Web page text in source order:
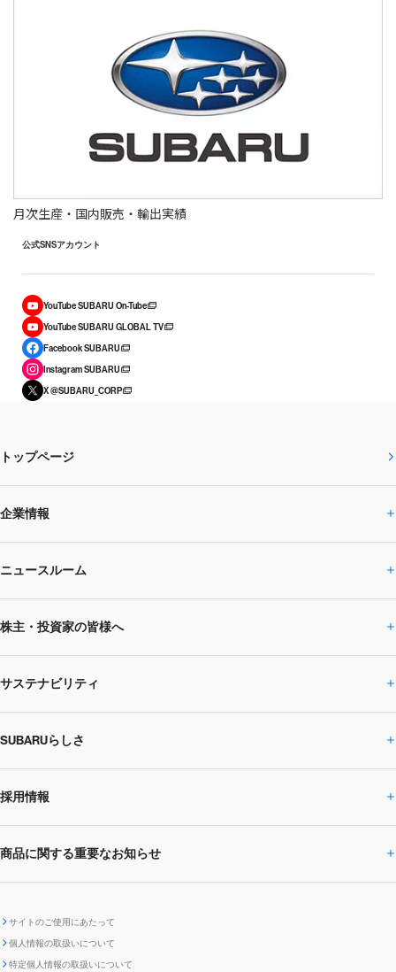
月次生産・国内販売・輸出実績
公式SNSアカウント
YouTube SUBARU On-Tube
YouTube SUBARU GLOBAL TV
Facebook SUBARU
Instagram SUBARU
X @SUBARU_CORP
トップページ
企業情報
企業情報トップ
SUBARUのありたい姿
SUBARU 2025方針
事業所・関係会社
ニュースルーム
ニュースルームトップ
ニュースリリース
閉じる
株主・投資家の皆様へ
株主・投資家の皆様へトップ
企業・経営
IRライブラリー
株主・投資家サポート
IRカレンダー
サステナビリティ
サステナビリティトップ
CEOサステナビリティ
環境
ガバナンス
SUBARUらしさ
SUBARUらしさトップ
SUBARUびと
SUBARUデザイン
採用情報
採用情報トップ
商品に関する重要なお知らせ
SUBARU ハイブリッド車 レスキュ
サイトのご使用にあたって
個人情報の取扱いについて
特定個人情報の取扱いについて